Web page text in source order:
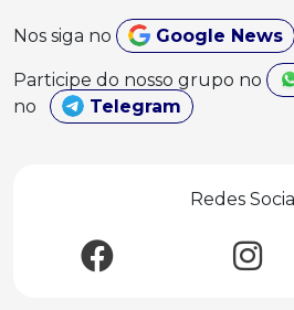
Nos siga no Google News
Participe do nosso grupo no
no
Telegram
Redes